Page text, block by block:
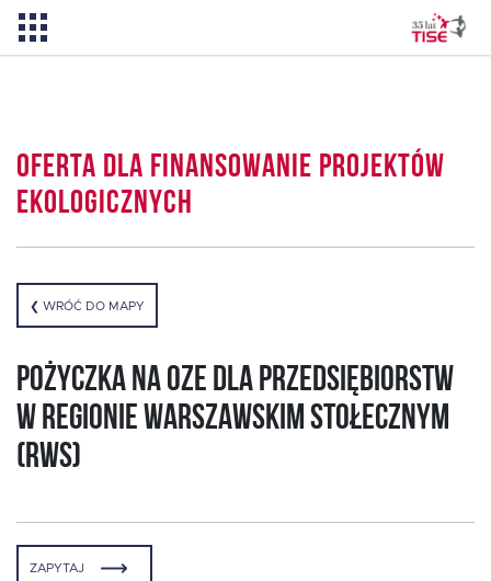
Aktualności
Pożyczka rozwojowa TISE
Oferta dla NGO/PES
Oferta dla Finansowanie projektów
ekologicznych
❮ WRÓĆ DO MAPY
Pożyczka na OZE dla przedsiębiorstw
w Regionie Warszawskim Stołecznym
(RWS)
ZAPYTAJ